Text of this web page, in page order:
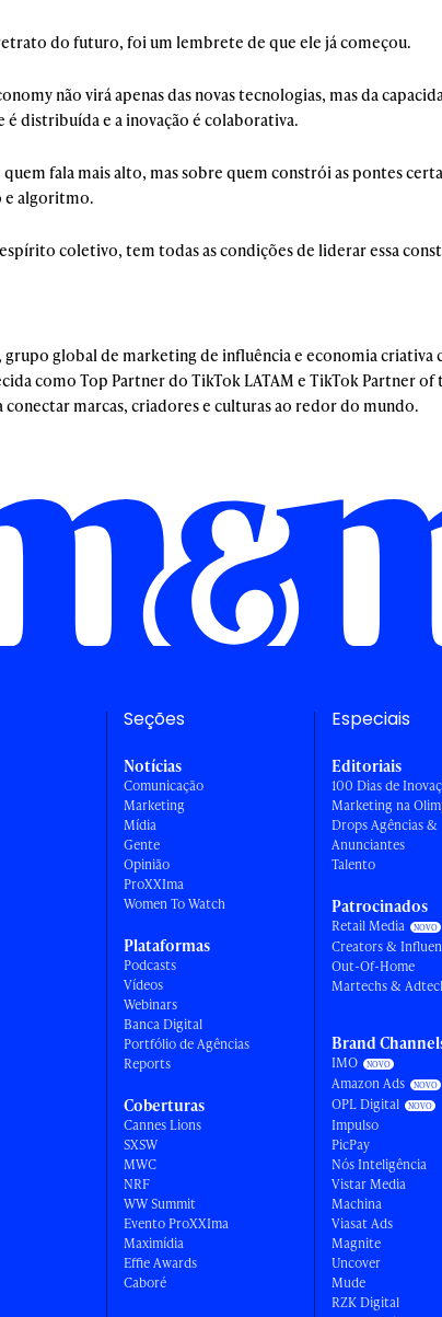
do futuro, foi um lembrete de que ele já começou.
não virá apenas das novas tecnologias, mas da
distribuída e a inovação é colaborativa.
fala mais alto, mas sobre quem constrói as pontes
e algoritmo.
coletivo, tem todas as condições de liderar essa
global de marketing de influência e economia criativa
como Top Partner do TikTok LATAM e TikTok Partner of
marcas, criadores e culturas ao redor do mundo.
Seções
Notícias
Comunicação
Marketing
Mídia
Gente
Opinião
ProXXIma
Women To Watch
Plataformas
Podcasts
Vídeos
Webinars
Banca Digital
Portfólio de Agências
Reports
Coberturas
Cannes Lions
SXSW
MWC
NRF
WW Summit
Evento ProXXIma
Maximídia
Effie Awards
Caboré
Especiais
Editoriais
100 Dias de
Marketing na
Drops Agências &
Anunciantes
Talento
Patrocinados
Retail Media
Creators &
Out-Of-Home
Martechs &
Brand
IMO
Amazon Ads
OPL Digital
Impulso
PicPay
Nós Inteligência
Vistar Media
Machina
Viasat Ads
Magnite
Uncover
Mude
RZK Digital